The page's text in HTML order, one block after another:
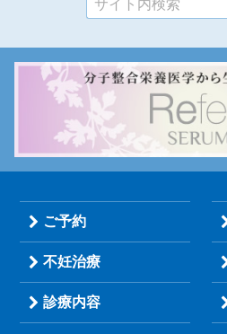
ご予約
不妊治療
診療内容